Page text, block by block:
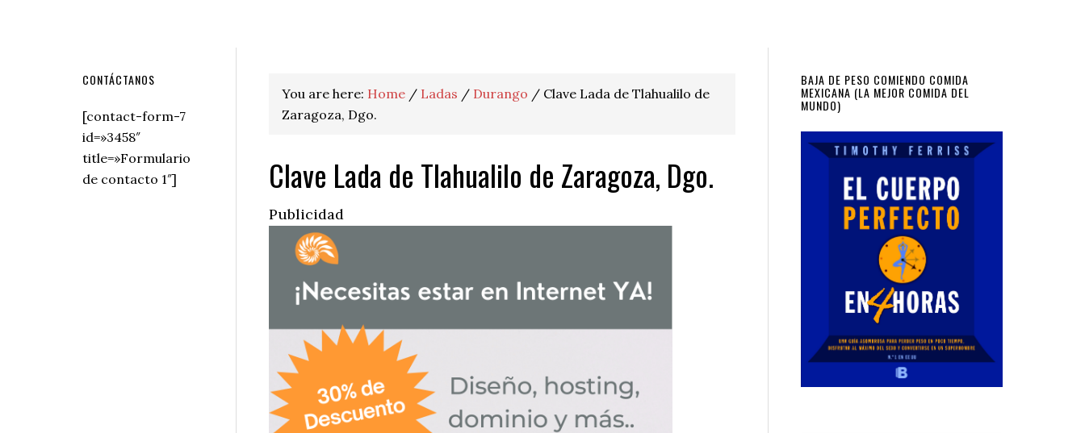
You are here: Home / Ladas / Durango / Clave Lada de Tlahualilo de
Zaragoza, Dgo.
Clave Lada de Tlahualilo de Zaragoza, Dgo.
Publicidad
Primary
Sidebar
BAJA DE PESO COMIENDO COMIDA
MEXICANA (LA MEJOR COMIDA DEL
MUNDO)
Secondary
Sidebar
CONTÁCTANOS
[contact-form-7
id=»3458″
title=»Formulario
de contacto 1″]